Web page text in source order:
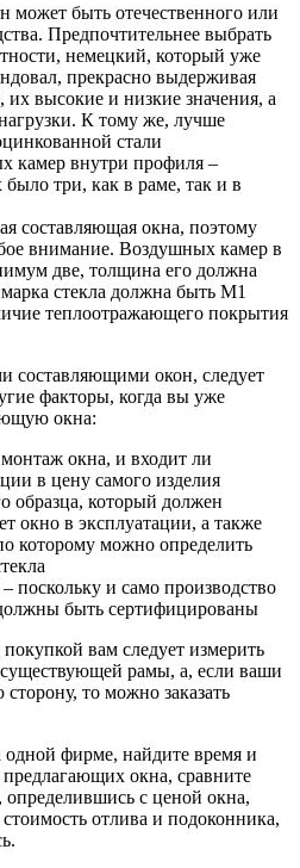
может быть отечественного или
Предпочтительнее выбрать
немецкий, который уже
прекрасно выдерживая
их высокие и низкие значения, а
К тому же, лучше
стали
камер внутри профиля –
три, как в раме, так и в
составляющая окна, поэтому
внимание. Воздушных камер в
две, толщина его должна
стекла должна быть М1
теплоотражающего покрытия
составляющими окон, следует
факторы, когда вы уже
окна:
монтаж окна, и входит ли
в цену самого изделия
образца, который должен
окно в эксплуатации, а также
которому можно определить
поскольку и само производство
быть сертифицированы
вам следует измерить
рамы, а, если ваши
то можно заказать
одной фирме, найдите время и
окна, сравните
с ценой окна,
отлива и подоконника,